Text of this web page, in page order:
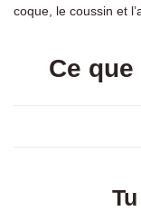
coque, le coussin et
Ce